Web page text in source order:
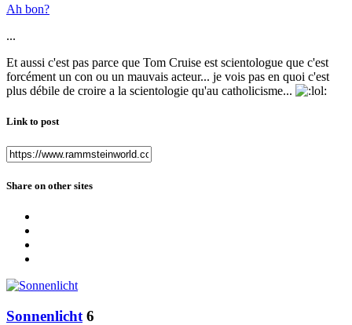
Ah bon?
...
Et aussi c'est pas parce que Tom Cruise est scientologue que c'est
forcément un con ou un mauvais acteur... je vois pas en quoi c'est
plus débile de croire a la scientologie qu'au catholicisme...
Link to post
Share on other sites
Sonnenlicht 6